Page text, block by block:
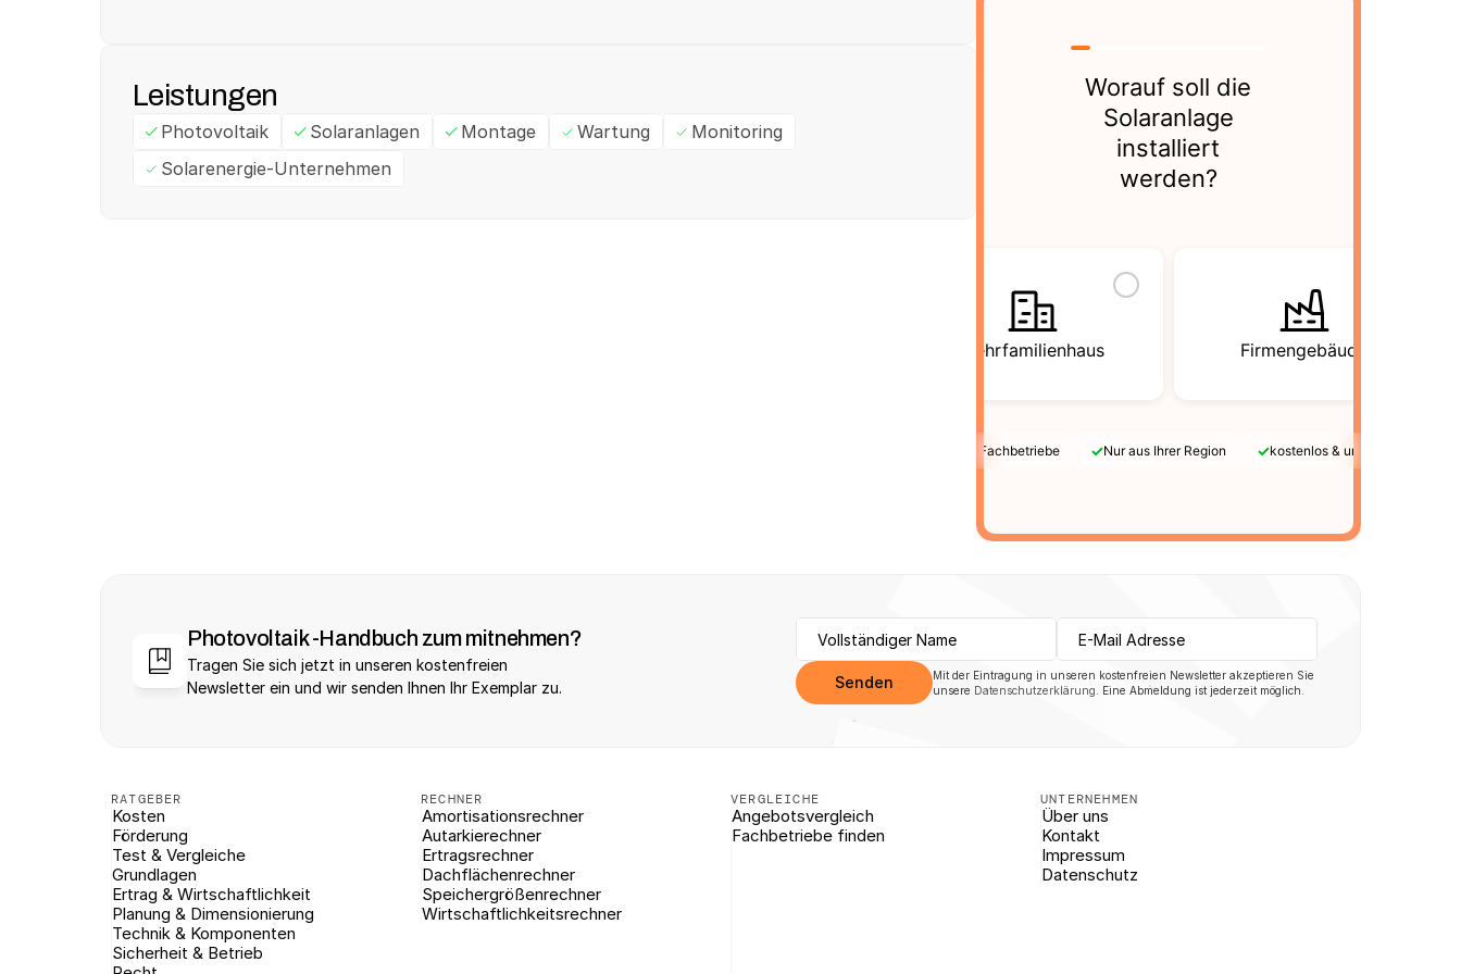
Leistungen
Photovoltaik Solaranlagen Montage Wartung
Monitoring
Solarenergie-Unternehmen
Worauf soll die
Solaranlage
installiert
werden?
Mehrfamilienhaus Firmengebäude
Geprüfte Fachbetriebe ✓Nur aus Ihrer Region ✓kostenlos & unverbindlich
Photovoltaik -Handbuch zum mitnehmen?
Tragen Sie sich jetzt in unseren kostenfreien
Newsletter ein und wir senden Ihnen Ihr Exemplar zu.
Senden
Mit der Eintragung in unseren kostenfreien Newsletter akzeptieren Sie
unsere Datenschutzerklärung . Eine Abmeldung ist jederzeit möglich.
RATGEBER
Kosten
Förderung
Test & Vergleiche
Grundlagen
Ertrag & Wirtschaftlichkeit
Planung & Dimensionierung
Technik & Komponenten
Sicherheit & Betrieb
RECHNER
Amortisationsrechner
Autarkierechner
Ertragsrechner
Dachflächenrechner
Speichergrößenrechner
Wirtschaftlichkeitsrechner
VERGLEICHE
Angebotsvergleich
Fachbetriebe finden
UNTERNEHMEN
Über uns
Kontakt
Impressum
Datenschutz